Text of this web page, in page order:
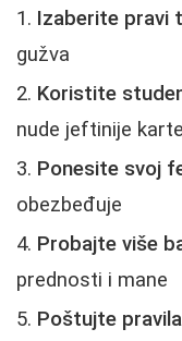
Izaberite pravi
gužva
Koristite
nude jeftinije
Ponesite svoj
obezbeđuje
Probajte više
prednosti i mane
Poštujte pravila